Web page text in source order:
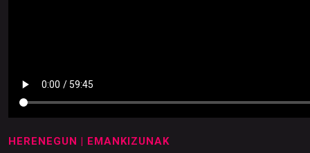
HERENEGUN | EMANKIZUNAK